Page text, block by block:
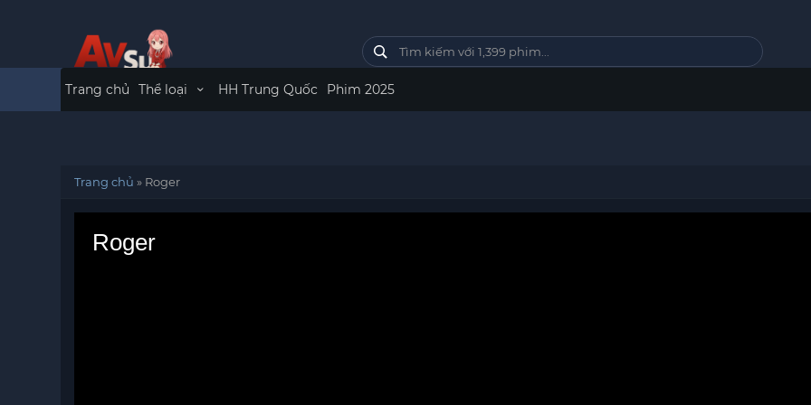
Trang chủ Thể loại HH Trung Quốc Phim 2025
Trang chủ » Roger
Roger